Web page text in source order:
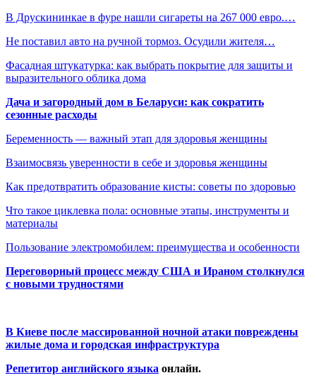
В Друскининкае в фуре нашли сигареты на 267 000 евро.…
Не поставил авто на ручной тормоз. Осудили жителя…
Фасадная штукатурка: как выбрать покрытие для защиты и
выразительного облика дома
Дача и загородный дом в Беларуси: как сократить
сезонные расходы
Беременность — важный этап для здоровья женщины
Взаимосвязь уверенности в себе и здоровья женщины
Как предотвратить образование кисты: советы по здоровью
Что такое циклевка пола: основные этапы, инструменты и
материалы
Пользование электромобилем: преимущества и особенности
Переговорный процесс между США и Ираном столкнулся
с новыми трудностями
В Киеве после массированной ночной атаки повреждены
жилые дома и городская инфраструктура
Репетитор английского языка онлайн.